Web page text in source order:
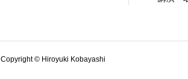
Copyright © Hiroyuki Kobayashi